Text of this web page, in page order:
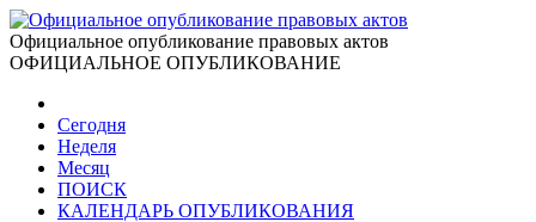
Официальное опубликование правовых актов
ОФИЦИАЛЬНОЕ ОПУБЛИКОВАНИЕ
Сегодня
Неделя
Месяц
ПОИСК
КАЛЕНДАРЬ ОПУБЛИКОВАНИЯ